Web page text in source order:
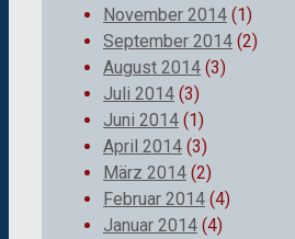
November 2014 (1)
September 2014 (2)
August 2014 (3)
Juli 2014 (3)
Juni 2014 (1)
April 2014 (3)
März 2014 (2)
Februar 2014 (4)
Januar 2014 (4)